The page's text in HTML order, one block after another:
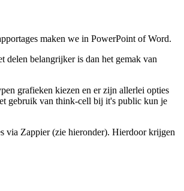
maken we in PowerPoint of Word.
belangrijker is dan het gemak van
grafieken kiezen en er zijn allerlei opties
gebruik van think-cell bij it's public kun je
via Zappier (zie hieronder). Hierdoor krijgen